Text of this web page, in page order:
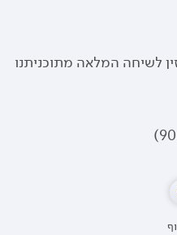
לשיחה המלאה מתוכניתנו